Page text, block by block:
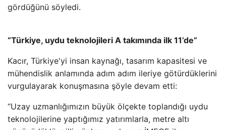
gördüğünü söyledi.
“Türkiye, uydu teknolojileri A takımında ilk 11’de”
Kacır, Türkiye'yi insan kaynağı, tasarım kapasitesi ve
mühendislik anlamında adım adım ileriye götürdüklerini
vurgulayarak konuşmasına şöyle devam etti:
“Uzay uzmanlığımızın büyük ölçekte toplandığı uydu
teknolojilerine yaptığımız yatırımlarla, metre altı